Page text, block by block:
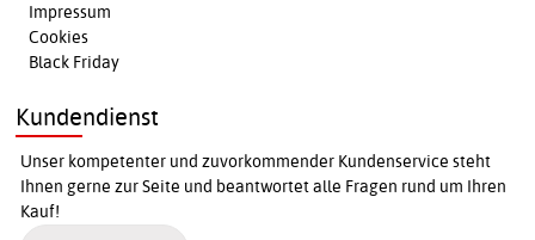
Impressum
Cookies
Black Friday
Kundendienst
Unser kompetenter und zuvorkommender Kundenservice steht
Ihnen gerne zur Seite und beantwortet alle Fragen rund um Ihren
Kauf!